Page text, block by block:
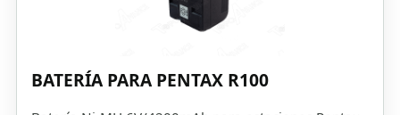
BATERÍA PARA PENTAX R100